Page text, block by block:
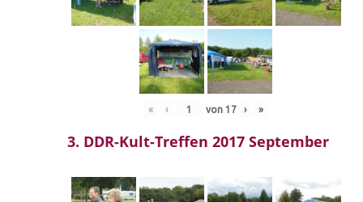
« ‹ von 17 › »
3. DDR-Kult-Treffen 2017 September